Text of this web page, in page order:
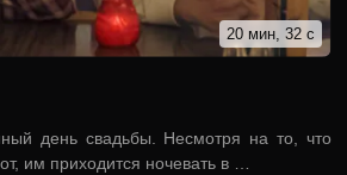
20 мин, 32 с
день свадьбы. Несмотря на то, что
им приходится ночевать в …